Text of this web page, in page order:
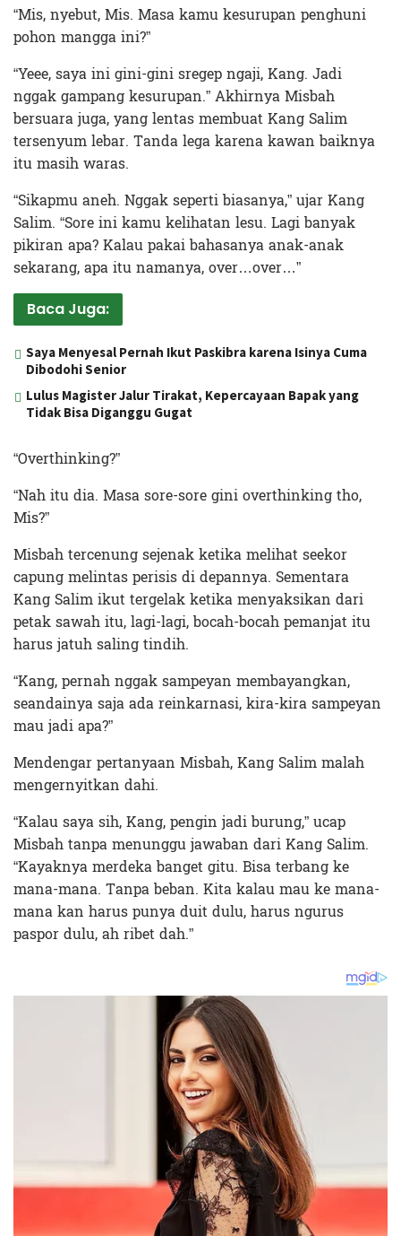
“Mis, nyebut, Mis. Masa kamu kesurupan penghuni
pohon mangga ini?”
“Yeee, saya ini gini-gini sregep ngaji, Kang. Jadi
nggak gampang kesurupan.” Akhirnya Misbah
bersuara juga, yang lentas membuat Kang Salim
tersenyum lebar. Tanda lega karena kawan baiknya
itu masih waras.
“Sikapmu aneh. Nggak seperti biasanya,” ujar Kang
Salim. “Sore ini kamu kelihatan lesu. Lagi banyak
pikiran apa? Kalau pakai bahasanya anak-anak
sekarang, apa itu namanya, over…over…”
Baca Juga:
Saya Menyesal Pernah Ikut Paskibra karena Isinya Cuma
Dibodohi Senior
Lulus Magister Jalur Tirakat, Kepercayaan Bapak yang
Tidak Bisa Diganggu Gugat
“Overthinking?”
“Nah itu dia. Masa sore-sore gini overthinking tho,
Mis?”
Misbah tercenung sejenak ketika melihat seekor
capung melintas perisis di depannya. Sementara
Kang Salim ikut tergelak ketika menyaksikan dari
petak sawah itu, lagi-lagi, bocah-bocah pemanjat itu
harus jatuh saling tindih.
“Kang, pernah nggak sampeyan membayangkan,
seandainya saja ada reinkarnasi, kira-kira sampeyan
mau jadi apa?”
Mendengar pertanyaan Misbah, Kang Salim malah
mengernyitkan dahi.
“Kalau saya sih, Kang, pengin jadi burung,” ucap
Misbah tanpa menunggu jawaban dari Kang Salim.
“Kayaknya merdeka banget gitu. Bisa terbang ke
mana-mana. Tanpa beban. Kita kalau mau ke mana-
mana kan harus punya duit dulu, harus ngurus
paspor dulu, ah ribet dah.”